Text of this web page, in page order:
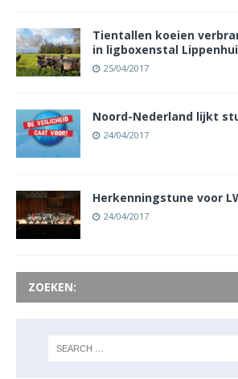
Tientallen koeien
in ligboxenstal
25/04/2017
Noord-Nederland lijkt
24/04/2017
Herkenningstune voor
24/04/2017
ZOEKEN: